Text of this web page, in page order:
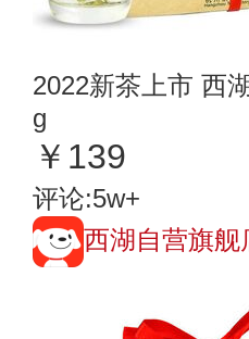
2022新茶上市 西
g
￥139
评论:5w+
西湖自营旗舰